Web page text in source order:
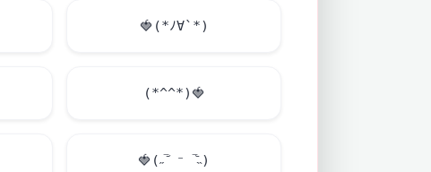
🍓 (*ﾉ∀`*)
(*^^*) 🍓
🍓 (˶‾᷄ ⁻ ‾᷅˵)